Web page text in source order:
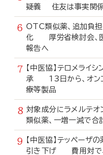
疑義 住友は事実関
OTC類似薬、追加負
化 厚労省検討会、
報告へ
【中医協】テロメライシ
承 13日から、オン
療等製品
対象成分にラメルテ
類似薬、一増一減で合
【中医協】テッペーザ
引き下げ 費用対で